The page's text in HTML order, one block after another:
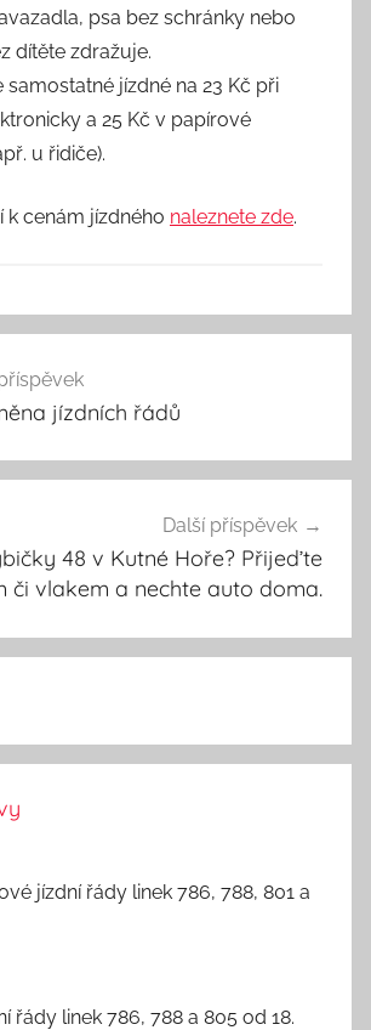
psa bez schránky nebo
dítěte zdražuje.
samostatné jízdné na 23 Kč při
a 25 Kč v papírové
u řidiče).
k cenám jízdného naleznete zde.
jízdních řádů
Další příspěvek
48 v Kutné Hoře? Přijeďte
či vlakem a nechte auto doma.
jízdní řády linek 786, 788, 801 a
řády linek 786, 788 a 805 od 18.